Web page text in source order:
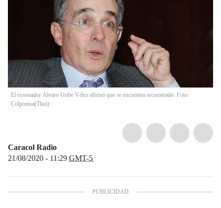
El exsenador Álvaro Uribe Vélez afirmó que se encuentra secuestrado. Foto:
Colprensa(Thot)
Caracol Radio
21/08/2020 - 11:29 GMT-5